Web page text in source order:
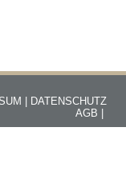
DATENSCHUTZ
|
AGB |